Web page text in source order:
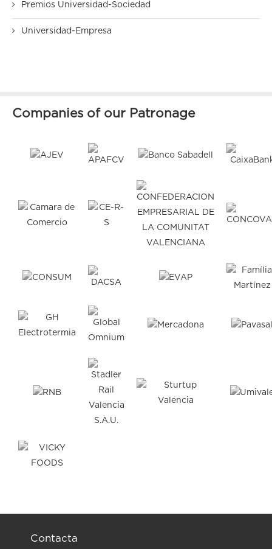
Premios Universidad-Sociedad
Universidad-Empresa
Companies of our Patronage
Contacta